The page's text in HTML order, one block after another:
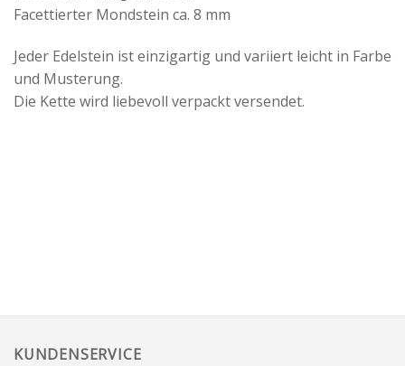
Facettierter Mondstein ca. 8 mm
Jeder Edelstein ist einzigartig und variiert leicht in Farbe
und Musterung.
Die Kette wird liebevoll verpackt versendet.
KUNDENSERVICE